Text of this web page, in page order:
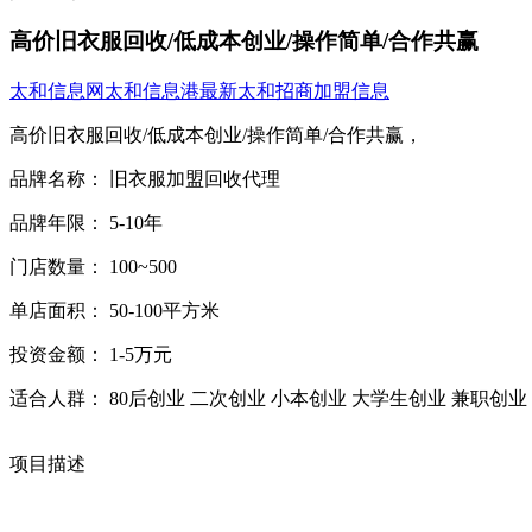
高价旧衣服回收/低成本创业/操作简单/合作共赢
太和信息网 太和信息港最新太和招商加盟信息
高价旧衣服回收/低成本创业/操作简单/合作共赢，
品牌名称： 旧衣服加盟回收代理
品牌年限： 5-10年
门店数量： 100~500
单店面积： 50-100平方米
投资金额： 1-5万元
适合人群： 80后创业 二次创业 小本创业 大学生创业 兼职创
项目描述